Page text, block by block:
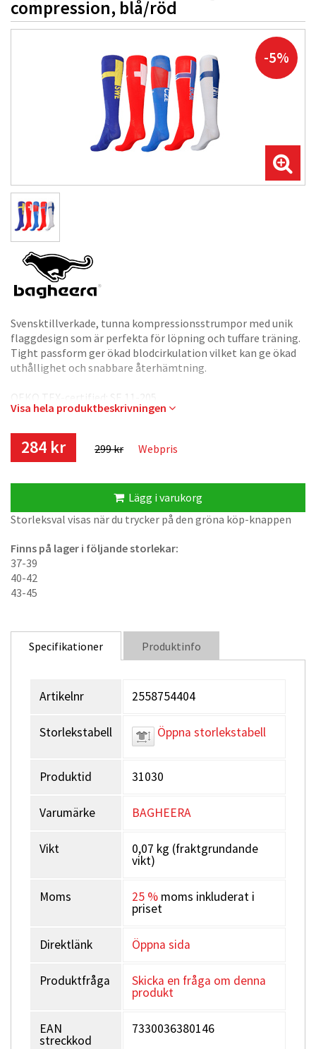
compression, blå/röd
-5%
Svensktillverkade, tunna kompressionsstrumpor med unik
flaggdesign som är perfekta för löpning och tuffare träning.
Tight passform ger ökad blodcirkulation vilket kan ge ökad
uthållighet och snabbare återhämtning.
OEKO TEX-certified: SE 11-205
Visa hela produktbeskrivningen
284 kr 299 kr Webpris
Lägg i varukorg
Storleksval visas när du trycker på den gröna köp-knappen
Finns på lager i följande storlekar:
37-39
40-42
43-45
Specifikationer Produktinfo
Artikelnr 2558754404
Storlekstabell Öppna storlekstabell
Produktid 31030
Varumärke BAGHEERA
Vikt 0,07 kg (fraktgrundande
vikt)
Moms 25 % moms inkluderat i
priset
Direktlänk Öppna sida
Produktfråga Skicka en fråga om denna
produkt
EAN
streckkod
7330036380146